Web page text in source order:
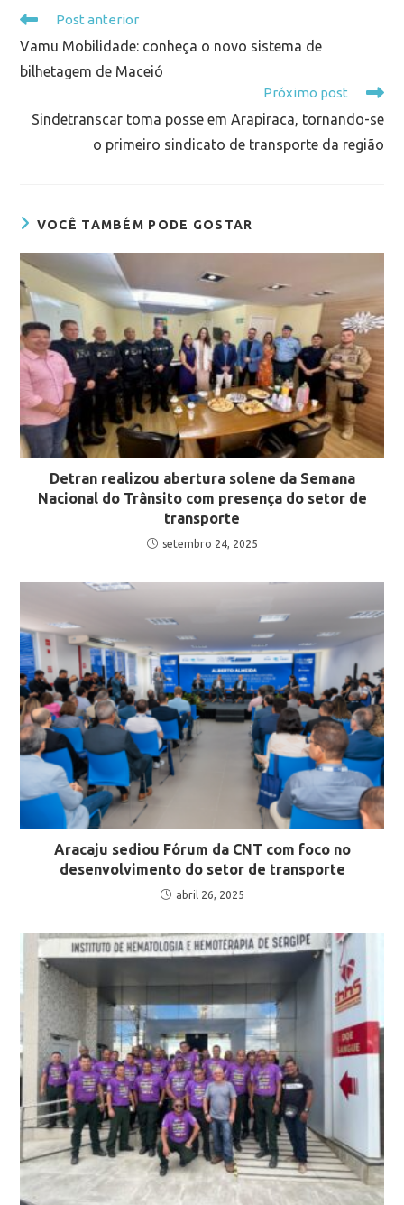
Post anterior
Vamu Mobilidade: conheça o novo sistema de
bilhetagem de Maceió
Próximo post
Sindetranscar toma posse em Arapiraca, tornando-se
o primeiro sindicato de transporte da região
VOCÊ TAMBÉM PODE GOSTAR
Detran realizou abertura solene da Semana
Nacional do Trânsito com presença do setor de
transporte
setembro 24, 2025
Aracaju sediou Fórum da CNT com foco no
desenvolvimento do setor de transporte
abril 26, 2025